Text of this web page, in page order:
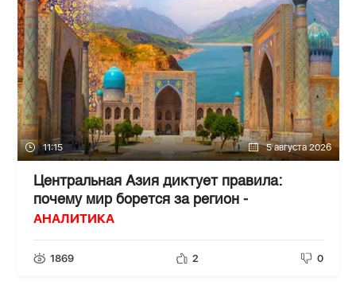
11:15 5 августа 2026
Центральная Азия диктует правила:
почему мир борется за регион -
АНАЛИТИКА
1869 2 0